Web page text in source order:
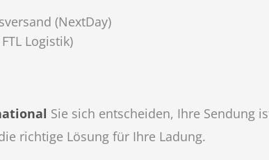
(NextDay)
Logistik)
Sie sich entscheiden, Ihre Sendung
richtige Lösung für Ihre Ladung.